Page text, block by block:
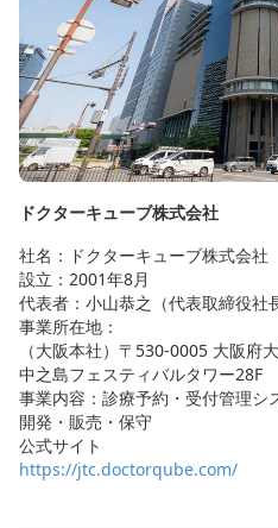
ドクターキューブ株式会社
社名：ドクターキューブ株式会社
設立：2001年8月
代表者：小山恭之（代表取締役社
事業所在地：
（大阪本社）〒530-0005 大阪府
中之島フェスティバルタワー28F
事業内容：診療予約・受付管理
開発・販売・保守
公式サイト
https://jtc.doctorqube.com/